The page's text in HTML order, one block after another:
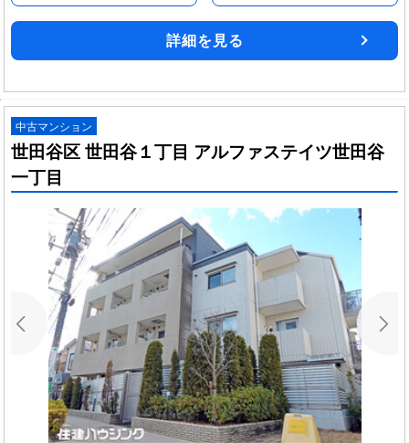
詳細を見る
中古マンション
世田谷区 世田谷１丁目 アルファステイツ世田谷
一丁目